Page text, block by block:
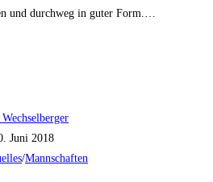
und durchweg in guter Form.…
Juni 2018
/Mannschaften